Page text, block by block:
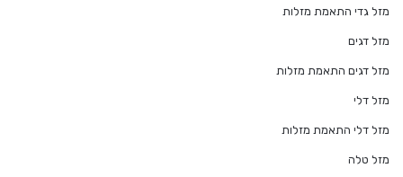
מזל גדי התאמת מזלות
מזל דגים
מזל דגים התאמת מזלות
מזל דלי
מזל דלי התאמת מזלות
מזל טלה